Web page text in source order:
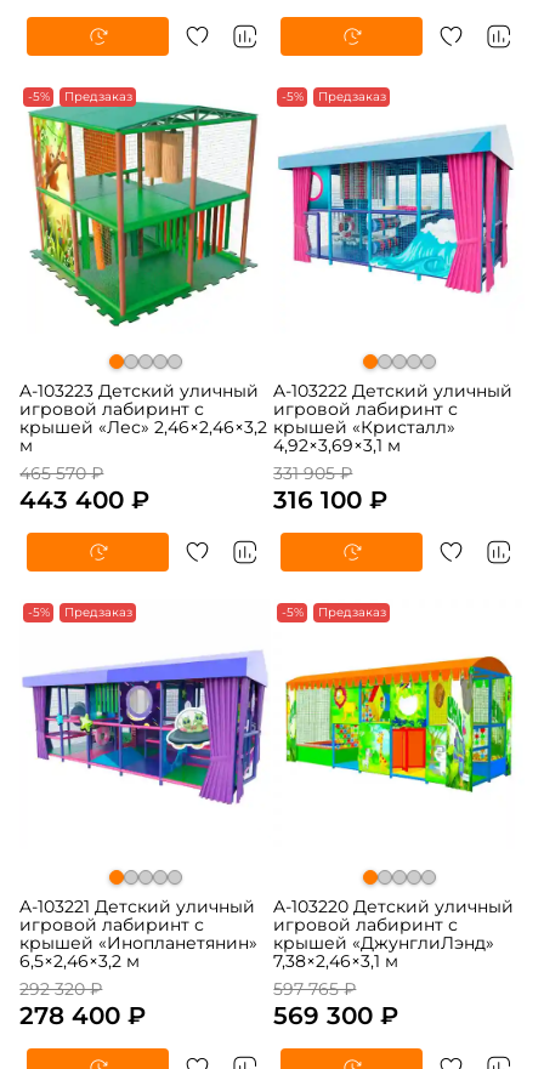
-5% Предзаказ
A-103223 Детский уличный
игровой лабиринт с
крышей «Лес» 2,46×2,46×3,2
м
465 570 ₽
443 400 ₽
-5% Предзаказ
A-103222 Детский уличный
игровой лабиринт с
крышей «Кристалл»
4,92×3,69×3,1 м
331 905 ₽
316 100 ₽
-5% Предзаказ
A-103221 Детский уличный
игровой лабиринт с
крышей «Инопланетянин»
6,5×2,46×3,2 м
292 320 ₽
278 400 ₽
-5% Предзаказ
A-103220 Детский уличный
игровой лабиринт с
крышей «ДжунглиЛэнд»
7,38×2,46×3,1 м
597 765 ₽
569 300 ₽